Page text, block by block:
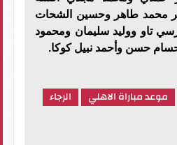
محمد طاهر وحسين الشحات
تاو ووليد سليمان ومحمود
حسن وأحمد نبيل كوكا.
موعد مباراة الاهلي الرجاء